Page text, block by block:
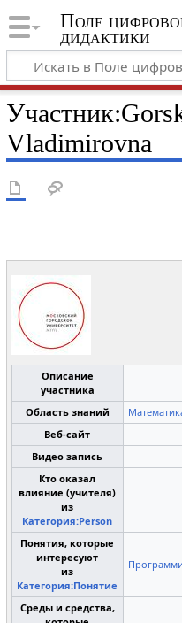
Поле
дидактики
Участник:
Vladimirovna
Описание
участника
Область знаний
Веб-сайт
Видео запись
Кто оказал
влияние (учителя)
из
Категория:Person
Понятия, которые
интересуют
из
Категория:Понятие
Среды и средства,